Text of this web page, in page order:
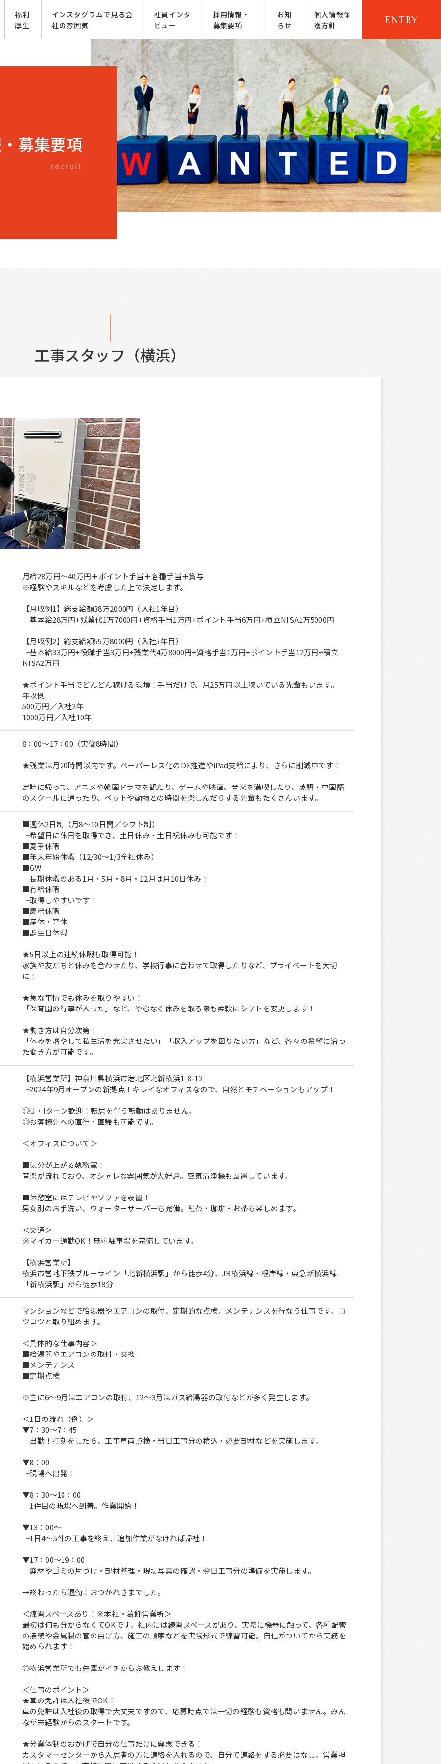
福利
厚生
インスタグラムで見る会
社の雰囲気
社員インタ
ビュー
採用情報・
募集要項
お知
らせ
個人情報保
護方針
ENTRY
募集要項
recruit
工事スタッフ（横浜）
月給28万円～40万円＋ポイント手当＋各種手当＋賞与
※経験やスキルなどを考慮した上で決定します。
【月収例1】総支給額38万2000円（入社1年目）
└基本給28万円+残業代1万7000円+資格手当1万円+ポイント手当6万円+積立NISA1万5000円
【月収例2】総支給額55万8000円（入社5年目）
└基本給33万円+役職手当3万円+残業代4万8000円+資格手当1万円+ポイント手当12万円+積立
NISA2万円
★ポイント手当でどんどん稼げる環境！手当だけで、月25万円以上稼いでいる先輩もいます。
年収例
500万円／入社2年
1000万円／入社10年
8：00～17：00（実働8時間）
★残業は月20時間以内です。ペーパーレス化のDX推進やiPad支給により、さらに削減中です！
定時に帰って、アニメや韓国ドラマを観たり、ゲームや映画、音楽を満喫したり、英語・中国語
のスクールに通ったり、ペットや動物との時間を楽しんだりする先輩もたくさんいます。
■週休2日制（月8～10日間／シフト制）
└希望日に休日を取得でき、土日休み・土日祝休みも可能です！
■夏季休暇
■年末年始休暇（12/30～1/3全社休み）
■GW
└長期休暇のある1月・5月・8月・12月は月10日休み！
■有給休暇
└取得しやすいです！
■慶弔休暇
■産休・育休
■誕生日休暇
★5日以上の連続休暇も取得可能！
家族や友だちと休みを合わせたり、学校行事に合わせて取得したりなど、プライベートを大切
に！
★急な事情でも休みを取りやすい！
「保育園の行事が入った」など、やむなく休みを取る際も柔軟にシフトを変更します！
★働き方は自分次第！
「休みを増やして私生活を充実させたい」「収入アップを図りたい方」など、各々の希望に沿っ
た働き方が可能です。
【横浜営業所】神奈川県横浜市港北区北新横浜1-8-12
└2024年9月オープンの新拠点！キレイなオフィスなので、自然とモチベーションもアップ！
◎U・Iターン歓迎！転居を伴う転勤はありません。
◎お客様先への直行・直帰も可能です。
＜オフィスについて＞
■気分が上がる執務室！
音楽が流れており、オシャレな雰囲気が大好評。空気清浄機も設置しています。
■休憩室にはテレビやソファを設置！
男女別のお手洗い、ウォーターサーバーも完備。紅茶・珈琲・お茶も楽しめます。
＜交通＞
※マイカー通勤OK！無料駐車場を完備しています。
【横浜営業所】
横浜市営地下鉄ブルーライン「北新横浜駅」から徒歩4分、JR横浜線・根岸線・東急新横浜線
「新横浜駅」から徒歩18分
マンションなどで給湯器やエアコンの取付、定期的な点検、メンテナンスを行なう仕事です。コ
ツコツと取り組めます。
＜具体的な仕事内容＞
■給湯器やエアコンの取付・交換
■メンテナンス
■定期点検
※主に6～9月はエアコンの取付、12～3月はガス給湯器の取付などが多く発生します。
＜1日の流れ（例）＞
▼7：30～7：45
└出勤！打刻をしたら、工事車両点検・当日工事分の積込・必要部材などを実施します。
▼8：00
└現場へ出発！
▼8：30～10：00
└1件目の現場へ到着。作業開始！
▼13：00～
└1日4～5件の工事を終え、追加作業がなければ帰社！
▼17：00～19：00
└廃材やゴミの片づけ・部材整理・現場写真の確認・翌日工事分の準備を実施します。
→終わったら退勤！おつかれさまでした。
＜練習スペースあり！※本社・葛飾営業所＞
最初は何も分からなくてOKです。社内には練習スペースがあり、実際に機器に触って、各種配管
の接続や金属製の管の曲げ方、施工の順序などを実践形式で練習可能。自信がついてから実務を
始められます！
◎横浜営業所でも先輩がイチからお教えします！
＜仕事のポイント＞
★車の免許は入社後でOK！
車の免許は入社後の取得で大丈夫ですので、応募時点では一切の経験も資格も問いません。みん
なが未経験からのスタートです。
★分業体制のおかげで自分の仕事だけに専念できる！
カスタマーセンターから入居者の方に連絡を入れるので、自分で連絡をする必要はなし。営業担